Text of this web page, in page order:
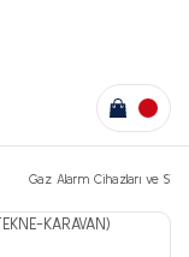
Gaz Alarm Cihazları ve